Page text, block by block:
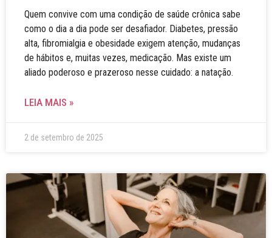
Quem convive com uma condição de saúde crônica sabe
como o dia a dia pode ser desafiador. Diabetes, pressão
alta, fibromialgia e obesidade exigem atenção, mudanças
de hábitos e, muitas vezes, medicação. Mas existe um
aliado poderoso e prazeroso nesse cuidado: a natação.
LEIA MAIS »
2 de setembro de 2025